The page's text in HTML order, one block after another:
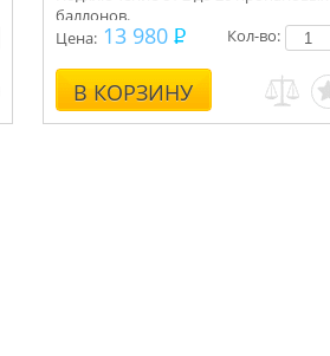
баллонов.
30-42 mbar
Цена: 13 980
В КОРЗИНУ
Кол-во: